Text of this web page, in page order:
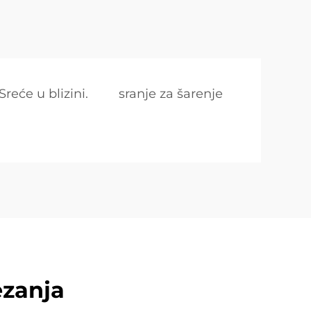
u blizini. sranje za šarenje